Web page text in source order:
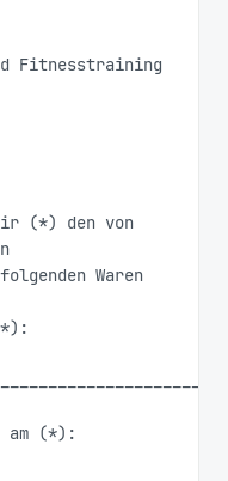
Fitnesstraining
(*) den von
Waren
am (*):